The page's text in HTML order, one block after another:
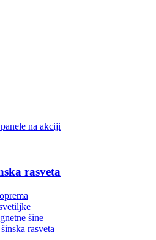
na akciji
rasveta
šine
rasveta